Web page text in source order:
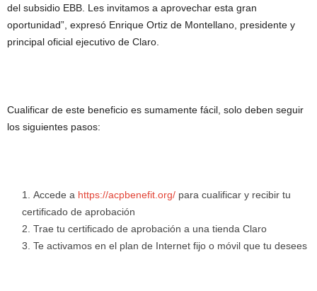
del subsidio EBB. Les invitamos a aprovechar esta gran
oportunidad”, expresó Enrique Ortiz de Montellano, presidente y
principal oficial ejecutivo de Claro.
Cualificar de este beneficio es sumamente fácil, solo deben seguir
los siguientes pasos:
Accede a https://acpbenefit.org/ para cualificar y recibir tu
certificado de aprobación
Trae tu certificado de aprobación a una tienda Claro
Te activamos en el plan de Internet fijo o móvil que tu desees